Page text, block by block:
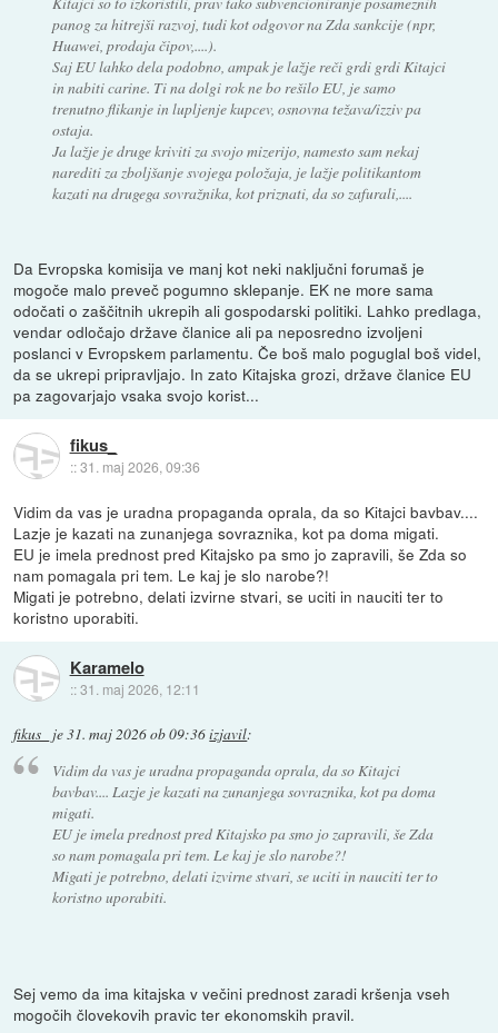
panog za hitrejši razvoj, tudi kot odgovor na Zda sankcije (npr,
Huawei, prodaja čipov,....).
Saj EU lahko dela podobno, ampak je lažje reči grdi grdi Kitajci
in nabiti carine. Ti na dolgi rok ne bo rešilo EU, je samo
trenutno flikanje in lupljenje kupcev, osnovna težava/izziv pa
ostaja.
Ja lažje je druge kriviti za svojo mizerijo, namesto sam nekaj
narediti za zboljšanje svojega položaja, je lažje politikantom
kazati na drugega sovražnika, kot priznati, da so zafurali,....
Da Evropska komisija ve manj kot neki naključni forumaš je
mogoče malo preveč pogumno sklepanje. EK ne more sama
odočati o zaščitnih ukrepih ali gospodarski politiki. Lahko predlaga,
vendar odločajo države članice ali pa neposredno izvoljeni
poslanci v Evropskem parlamentu. Če boš malo poguglal boš videl,
da se ukrepi pripravljajo. In zato Kitajska grozi, države članice EU
pa zagovarjajo vsaka svojo korist...
fikus_
::31. maj 2026, 09:36
Vidim da vas je uradna propaganda oprala, da so Kitajci bavbav....
Lazje je kazati na zunanjega sovraznika, kot pa doma migati.
EU je imela prednost pred Kitajsko pa smo jo zapravili, še Zda so
nam pomagala pri tem. Le kaj je slo narobe?!
Migati je potrebno, delati izvirne stvari, se uciti in nauciti ter to
koristno uporabiti.
Karamelo
::31. maj 2026, 12:11
fikus_ je31. maj 2026 ob 09:36izjavil:
Vidim da vas je uradna propaganda oprala, da so Kitajci
bavbav.... Lazje je kazati na zunanjega sovraznika, kot pa doma
migati.
EU je imela prednost pred Kitajsko pa smo jo zapravili, še Zda
so nam pomagala pri tem. Le kaj je slo narobe?!
Migati je potrebno, delati izvirne stvari, se uciti in nauciti ter to
koristno uporabiti.
Sej vemo da ima kitajska v večini prednost zaradi kršenja vseh
mogočih človekovih pravic ter ekonomskih pravil.